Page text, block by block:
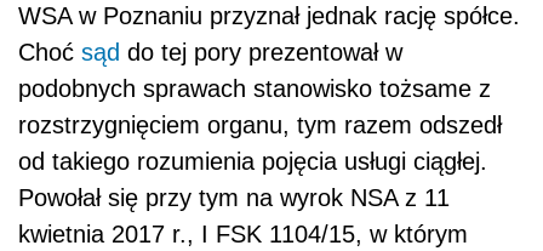
WSA w Poznaniu przyznał jednak rację spółce.
Choć sąd do tej pory prezentował w
podobnych sprawach stanowisko tożsame z
rozstrzygnięciem organu, tym razem odszedł
od takiego rozumienia pojęcia usługi ciągłej.
Powołał się przy tym na wyrok NSA z 11
kwietnia 2017 r., I FSK 1104/15, w którym